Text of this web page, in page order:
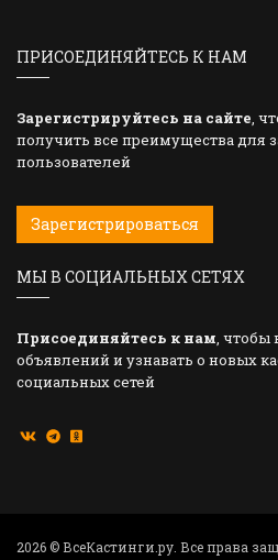
ПРИСОЕДИНЯЙТЕСЬ К НАМ
Зарегистрируйтесь на сайте,
получить все преимущества для
пользователей
Зарегистрироваться
МЫ В СОЦИАЛЬНЫХ СЕТЯХ
Присоединяйтесь к нам, чтобы
объявлений и узнавать о новых
социальных сетей
2026 © ВсеКастинги.ру. Все права